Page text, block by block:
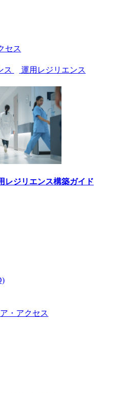
セス
ス
運用レジリエンス
レジリエンス構築ガイド
・アクセス